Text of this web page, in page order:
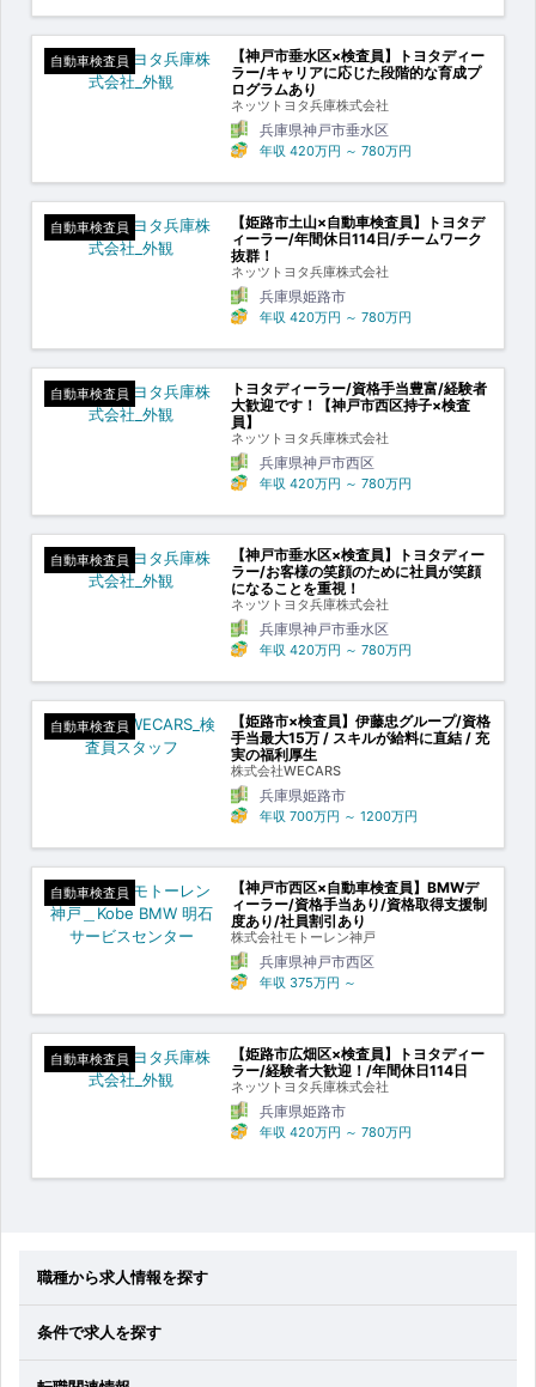
自動車検査員
【神戸市垂水区×検査員】トヨタディー
ラー/キャリアに応じた段階的な育成プ
ログラムあり
ネッツトヨタ兵庫株式会社
兵庫県神戸市垂水区
年収 420万円 ～ 780万円
自動車検査員
【姫路市土山×自動車検査員】トヨタデ
ィーラー/年間休日114日/チームワーク
抜群！
ネッツトヨタ兵庫株式会社
兵庫県姫路市
年収 420万円 ～ 780万円
自動車検査員
トヨタディーラー/資格手当豊富/経験者
大歓迎です！【神戸市西区持子×検査
員】
ネッツトヨタ兵庫株式会社
兵庫県神戸市西区
年収 420万円 ～ 780万円
自動車検査員
【神戸市垂水区×検査員】トヨタディー
ラー/お客様の笑顔のために社員が笑顔
になることを重視！
ネッツトヨタ兵庫株式会社
兵庫県神戸市垂水区
年収 420万円 ～ 780万円
自動車検査員
【姫路市×検査員】伊藤忠グループ/資格
手当最大15万 / スキルが給料に直結 / 充
実の福利厚生
株式会社WECARS
兵庫県姫路市
年収 700万円 ～ 1200万円
自動車検査員
【神戸市西区×自動車検査員】BMWデ
ィーラー/資格手当あり/資格取得支援制
度あり/社員割引あり
株式会社モトーレン神戸
兵庫県神戸市西区
年収 375万円 ～
自動車検査員
【姫路市広畑区×検査員】トヨタディー
ラー/経験者大歓迎！/年間休日114日
ネッツトヨタ兵庫株式会社
兵庫県姫路市
年収 420万円 ～ 780万円
職種から求人情報を探す
条件で求人を探す